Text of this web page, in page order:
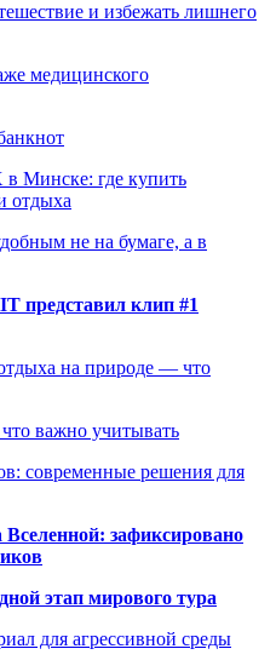
и избежать лишнего
медицинского
Минске: где купить
отдыха
не на бумаге, а в
представил клип #1
на природе — что
важно учитывать
современные решения для
зафиксировано
этап мирового тура
для агрессивной среды